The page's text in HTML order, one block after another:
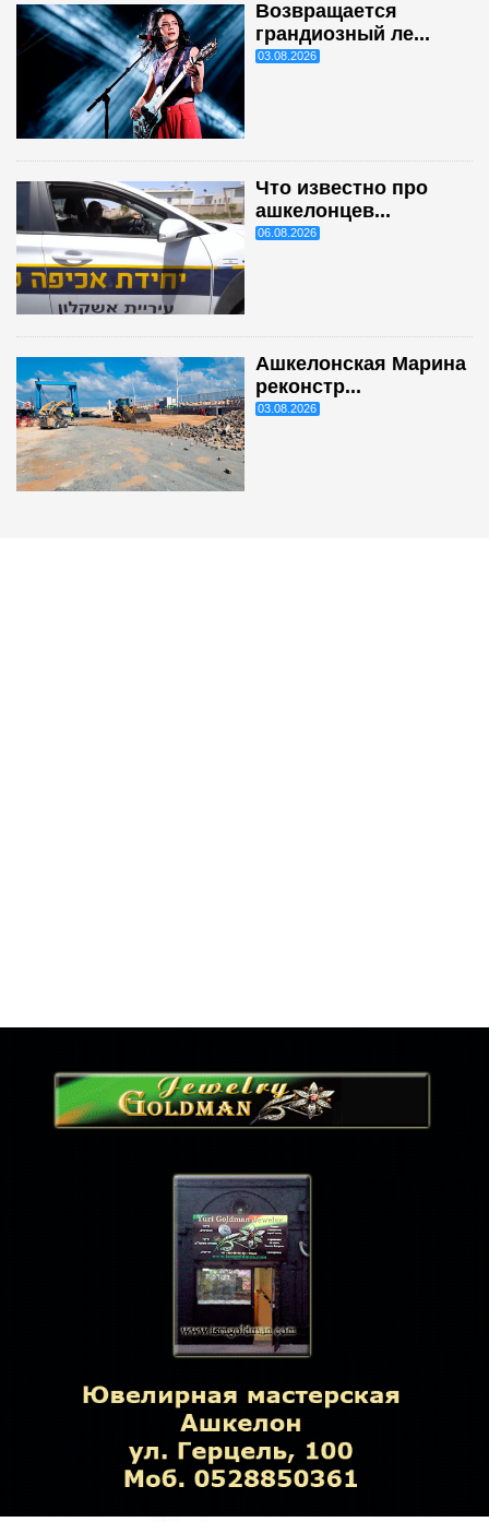
Возвращается
грандиозный ле...
03.08.2026
Что известно про
ашкелонцев...
06.08.2026
Ашкелонская Марина
реконстр...
03.08.2026